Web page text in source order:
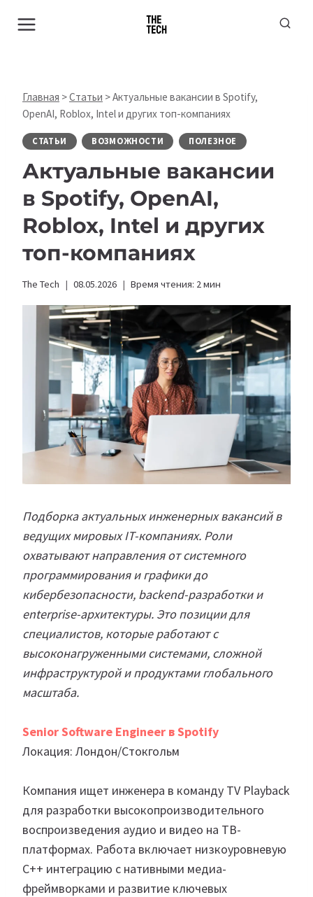
Главная >Статьи >Актуальные вакансии в Spotify,
OpenAI, Roblox, Intel и других топ-компаниях
СТАТЬИ ВОЗМОЖНОСТИ ПОЛЕЗНОЕ
Актуальные вакансии
в Spotify, OpenAI,
Roblox, Intel и других
топ-компаниях
The Tech 08.05.2026 Время чтения: 2мин
Подборка актуальных инженерных вакансий в
ведущих мировых IT-компаниях. Роли
охватывают направления от системного
программирования и графики до
кибербезопасности, backend-разработки и
enterprise-архитектуры. Это позиции для
специалистов, которые работают с
высоконагруженными системами, сложной
инфраструктурой и продуктами глобального
масштаба.
Senior Software Engineer в Spotify
Локация: Лондон/Стокгольм
Компания ищет инженера в команду TV Playback
для разработки высокопроизводительного
воспроизведения аудио и видео на ТВ-
платформах. Работа включает низкоуровневую
C++ интеграцию с нативными медиа-
фреймворками и развитие ключевых